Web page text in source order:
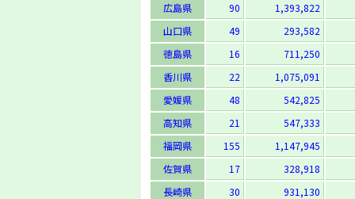
広島県
90
1,393,822
山口県
49
293,582
徳島県
16
711,250
香川県
22
1,075,091
愛媛県
48
542,825
高知県
21
547,333
福岡県
155
1,147,945
佐賀県
17
328,918
長崎県
30
931,130